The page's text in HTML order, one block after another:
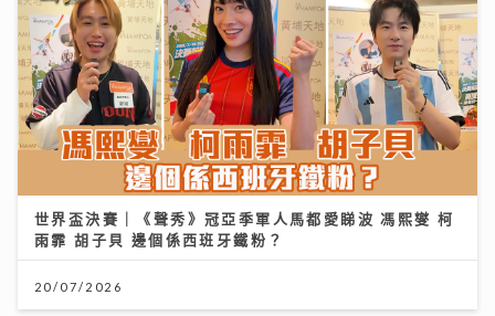
世界盃決賽｜《聲秀》冠亞季軍人馬都愛睇波 馮熙燮 柯
雨霏 胡子貝 邊個係西班牙鐵粉？
20/07/2026